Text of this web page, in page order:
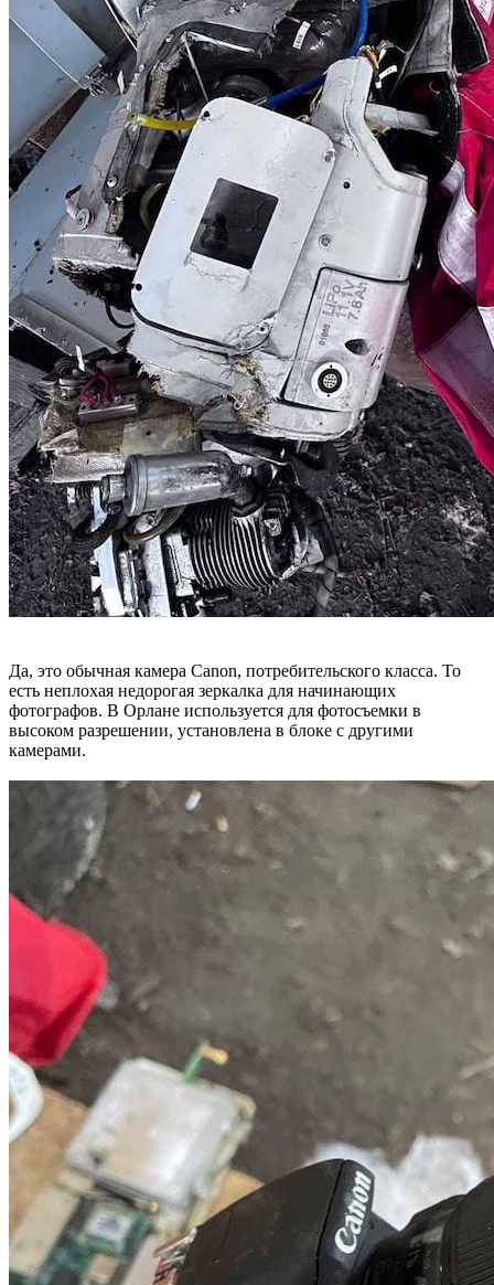
Да, это обычная камера Canon, потребительского класса. То
есть неплохая недорогая зеркалка для начинающих
фотографов. В Орлане используется для фотосъемки в
высоком разрешении, установлена в блоке с другими
камерами.